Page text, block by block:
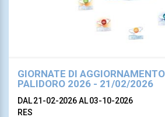
GIORNATE DI
PALIDORO 2026 - 21/02/2026
DAL 21-02-2026AL 03-10-2026
RES